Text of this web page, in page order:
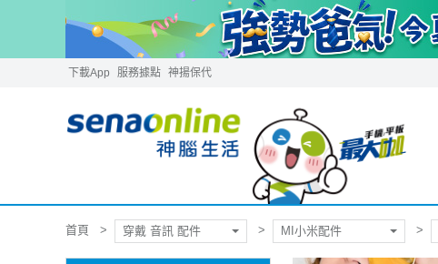
下載App 服務據點 神揚保代
首頁 穿戴 音訊 配件 MI小米配件